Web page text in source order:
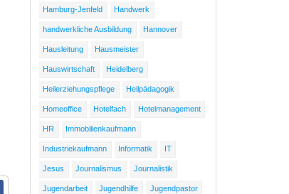
Hamburg-Jenfeld Handwerk
handwerkliche Ausbildung Hannover
Hausleitung Hausmeister
Hauswirtschaft Heidelberg
Heilerziehungspflege Heilpädagogik
Homeoffice Hotelfach Hotelmanagement
HR Immobilienkaufmann
Industriekaufmann Informatik IT
Jesus Journalismus Journalistik
Jugendarbeit Jugendhilfe Jugendpastor